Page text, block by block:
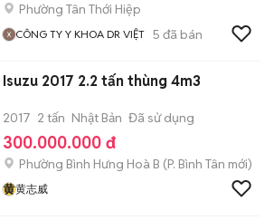
Phường Tân Thới Hiệp
CÔNG TY Y KHOA DR VIỆT 5 đã bán
Isuzu 2017 2.2 tấn thùng 4m3
2017 2 tấn Nhật Bản Đã sử dụng
300.000.000 đ
Phường Bình Hưng Hoà B (P. Bình Tân mới)
黄黄志威